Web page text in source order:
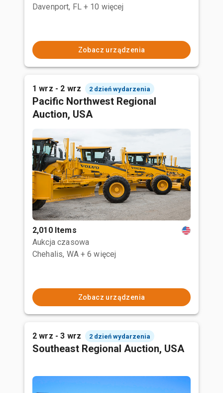
Davenport, FL + 10 więcej
Zobacz urządzenia
1 wrz - 2 wrz 2 dzień wydarzenia
Pacific Northwest Regional
Auction, USA
2,010 Items
Aukcja czasowa
Chehalis, WA + 6 więcej
Zobacz urządzenia
2 wrz - 3 wrz 2 dzień wydarzenia
Southeast Regional Auction, USA